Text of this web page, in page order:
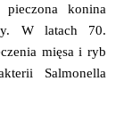
pieczona konina
W latach 70.
mięsa i ryb
Salmonella